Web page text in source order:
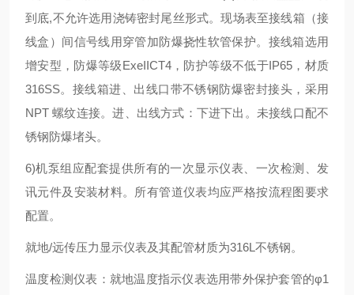
到底,不允许选用浇铸密封尾丝形式。现场表至接线箱（接
线盒）间信号线用穿管加防爆挠性软管保护。接线箱选用
增安型，防爆等级ExeIICT4，防护等级不低于IP65，材质
316SS。接线箱进、出线口带不锈钢防爆密封接头，采用
NPT 螺纹连接。进、出线方式：下进下出。未接线口配不
锈钢防爆堵头。
6)机泵组应配套提供所有的一次显示仪表、一次检测、发
讯元件及安装材料。所有管道仪表均应严格按流程图要求
配置。
就地/远传压力显示仪表及其配管材质为316L不锈钢。
温度检测仪表：就地温度指示仪表选用带外保护套管的φ1